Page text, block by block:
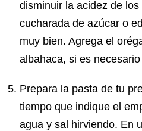
disminuir la acidez de
cucharada de azúcar o
muy bien. Agrega el
albahaca, si es
Prepara la pasta de tu
tiempo que indique el
agua y sal hirviendo. En